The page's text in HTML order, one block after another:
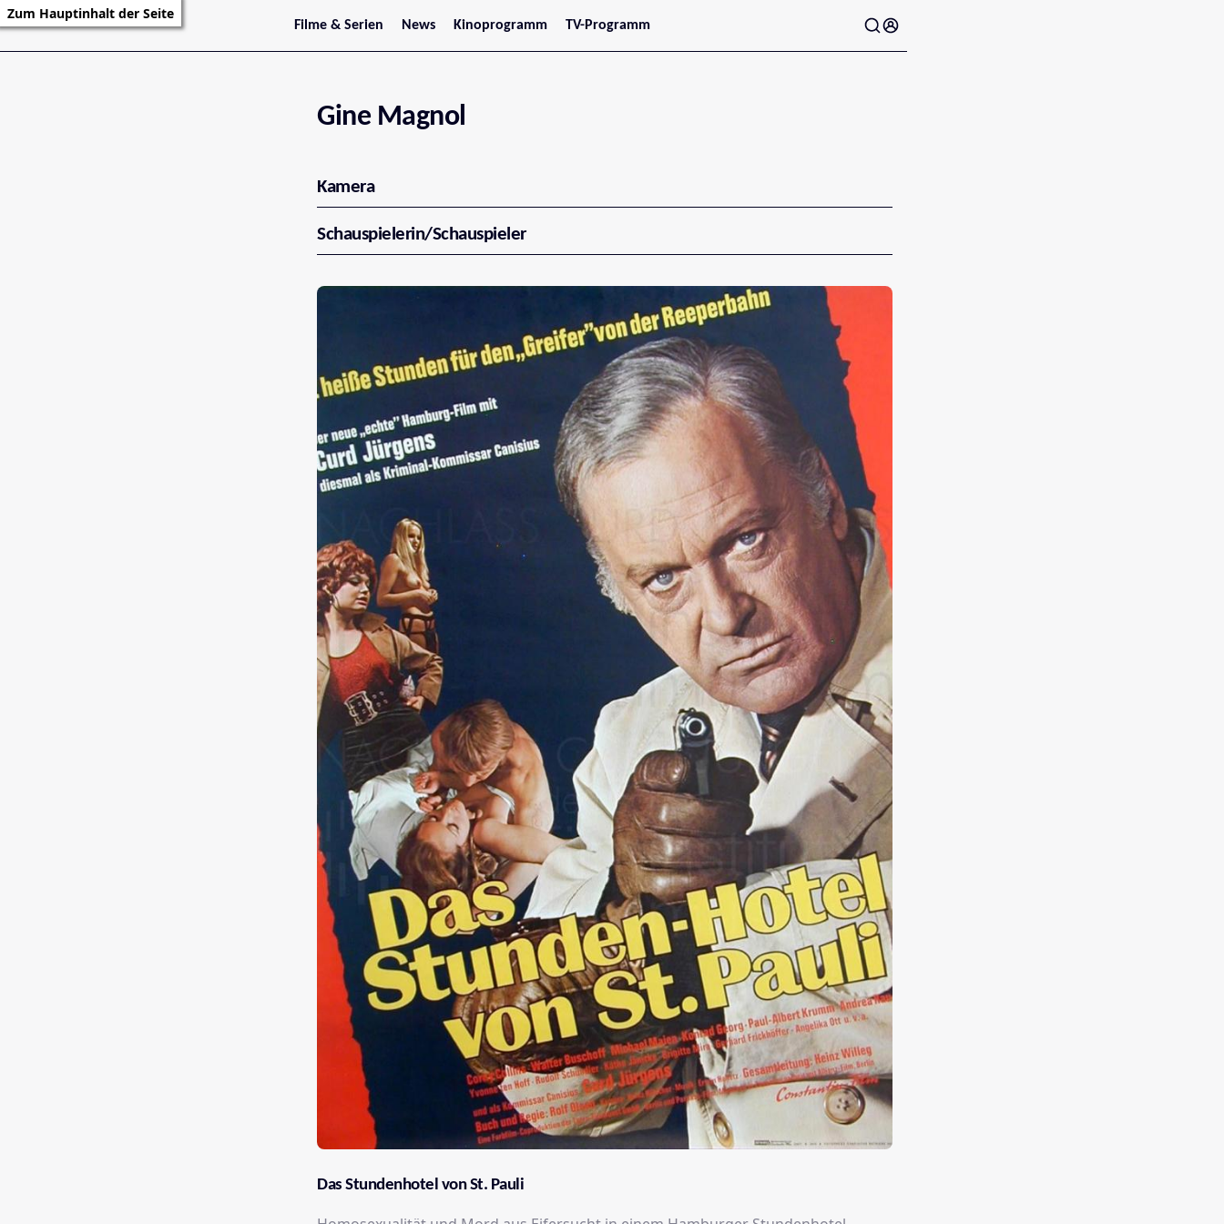
Zum Hauptinhalt der Seite
Filme & Serien
Trailer
Serienarchiv
News
Stars
Kinoprogramm
Jetzt im Kino
Niederösterreich
Tirol
Vorarlberg
TV-Programm
Gine Magnol
Kamera
Schauspielerin/Schauspieler
Das Stundenhotel von St. Pauli